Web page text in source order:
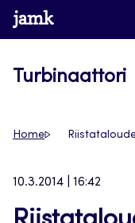
Siirry
suoraan
www.jamk.fi
Turbinaattori
Home
10.3.2014 | 16:42